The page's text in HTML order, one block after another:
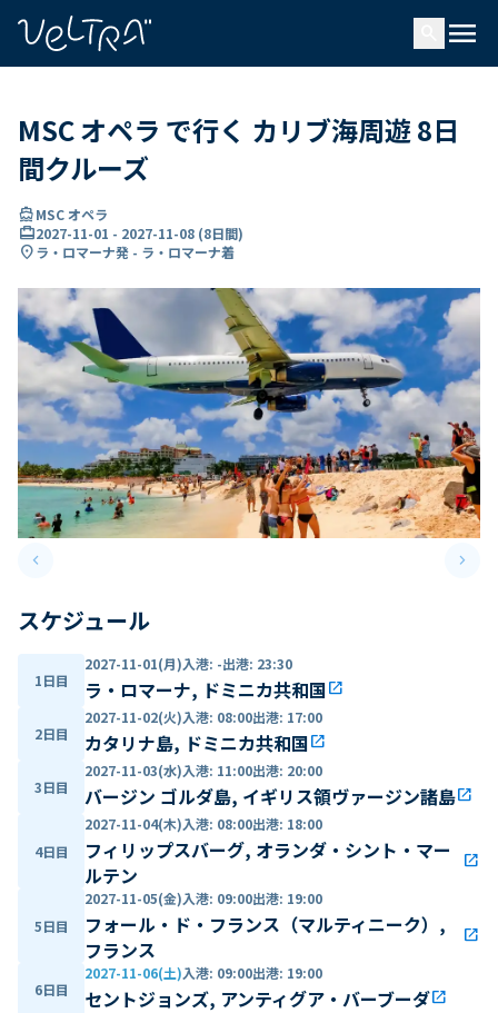
menu
MSC オペラ で行く カリブ海周遊 8日
間クルーズ
directions_boatMSC オペラ
card_travel2027-11-01 - 2027-11-08 (8日間)
location_onラ・ロマーナ発 - ラ・ロマーナ着
keyboard_arrow_leftPrevious slide keyboard_arrow_right
スケジュール
1日目
2027-11-01(月)入港: -出港: 23:30
ラ・ロマーナ, ドミニカ共和国open_in_new
2日目
2027-11-02(火)入港: 08:00出港: 17:00
カタリナ島, ドミニカ共和国open_in_new
3日目
2027-11-03(水)入港: 11:00出港: 20:00
バージン ゴルダ島, イギリス領ヴァージン諸島open_in_new
4日目
2027-11-04(木)入港: 08:00出港: 18:00
フィリップスバーグ, オランダ・シント・マー
ルテン
open_in_new
5日目
2027-11-05(金)入港: 09:00出港: 19:00
フォール・ド・フランス（マルティニーク）,
フランス
open_in_new
6日目
2027-11-06(土)入港: 09:00出港: 19:00
セントジョンズ, アンティグア・バーブーダopen_in_new